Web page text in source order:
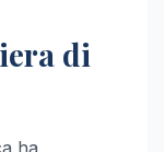
di
ha